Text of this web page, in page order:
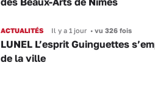
ACTUALITÉS Il y a 1 jour •vu 326 fois
LUNEL L’esprit Guinguettes
de la ville